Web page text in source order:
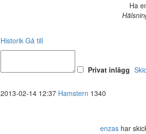
Ha
Historik Gå till
Privat inlägg
2013-02-14 12:37 Hamstern 1340
enzas har